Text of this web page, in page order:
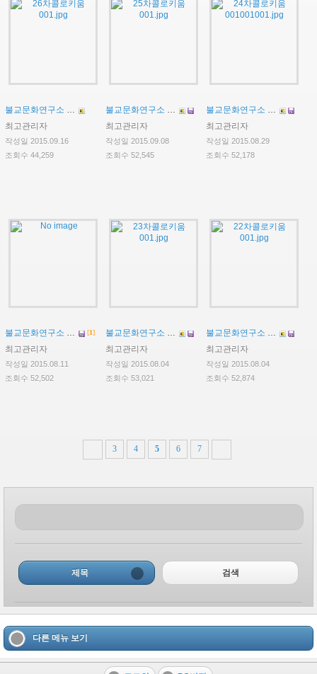
불교문화연구소 제26차 콜로키움
최고관리자
작성일 2015.09.16
조회수 44,259
불교문화연구소 제25차 콜로키움
최고관리자
작성일 2015.09.08
조회수 52,545
불교문화연구소 제24차 콜로키움
최고관리자
작성일 2015.08.29
조회수 52,178
불교문화연구소 2015-2학기 연구보조원 선발 공고 [1]
최고관리자
작성일 2015.08.11
조회수 52,502
불교문화연구소 제23차 콜로키움
최고관리자
작성일 2015.08.04
조회수 53,021
불교문화연구소 제22차 콜로키움
최고관리자
작성일 2015.08.04
조회수 52,874
3 4 5 6 7
제목 검색
다른 메뉴 보기